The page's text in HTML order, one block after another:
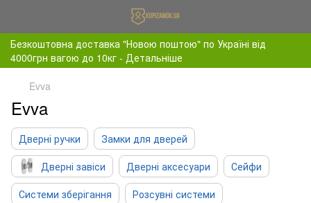
Безкоштовна доставка "Новою поштою" по Україні від
4000грн вагою до 10кг - Детальніше
Evva
Evva
Дверні ручки
Замки для дверей
Дверні завіси
Дверні аксесуари
Сейфи
Системи зберігання
Розсувні системи